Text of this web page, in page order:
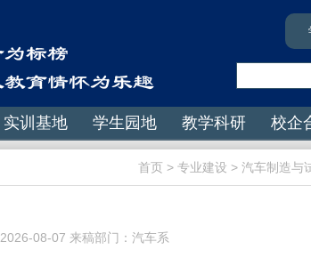
实训基地 学生园地 教学科研 校企
首页 > 专业建设 > 汽车制造与
2026-08-07 来稿部门：汽车系